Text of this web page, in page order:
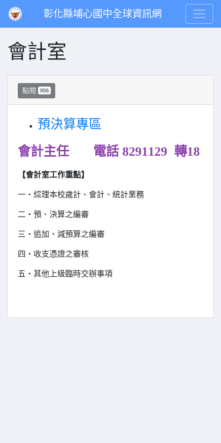
彰化縣埔心國中全球資訊網
會計室
點閱 906
預決算專區
會計主任
電話 8291129 轉18
【會計室工作重點】
一‧綜理本校歲計、會計、統計業務
二‧預、決算之編審
三‧追加、減預算之編審
四‧收支憑證之審核
五‧其他上級臨時交辦事項